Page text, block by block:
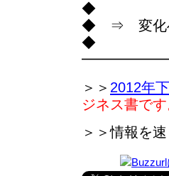
◆
◆ ⇒ 変化へ
◆
＞＞ 2012年
ジネス書です
＞＞情報を